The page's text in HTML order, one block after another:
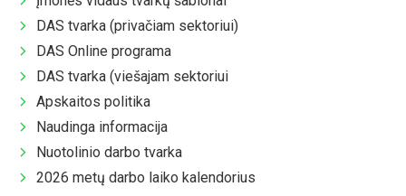
DAS tvarka (privačiam sektoriui)
DAS Online programa
DAS tvarka (viešajam sektoriui
Apskaitos politika
Naudinga informacija
Nuotolinio darbo tvarka
2026 metų darbo laiko kalendorius